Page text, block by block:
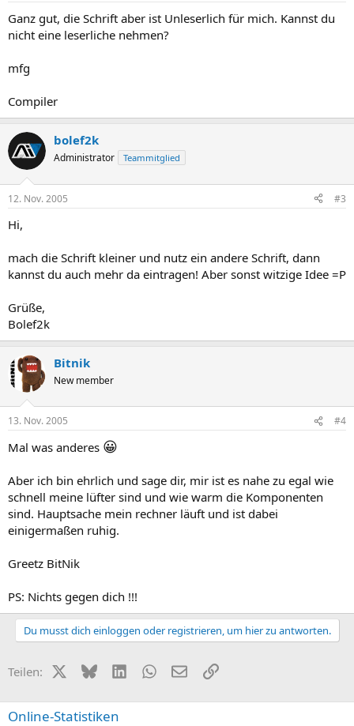
Ganz gut, die Schrift aber ist Unleserlich für mich. Kannst du
nicht eine leserliche nehmen?
mfg
Compiler
bolef2k
Administrator Teammitglied
12. Nov. 2005 #3
Hi,
mach die Schrift kleiner und nutz ein andere Schrift, dann
kannst du auch mehr da eintragen! Aber sonst witzige Idee =P
Grüße,
Bolef2k
Bitnik
New member
13. Nov. 2005 #4
Mal was anderes 😀
Aber ich bin ehrlich und sage dir, mir ist es nahe zu egal wie
schnell meine lüfter sind und wie warm die Komponenten
sind. Hauptsache mein rechner läuft und ist dabei
einigermaßen ruhig.
Greetz BitNik
PS: Nichts gegen dich !!!
Du musst dich einloggen oder registrieren, um hier zu antworten.
Teilen: X (Twitter)
BlueskyLinkedInWhatsApp
E-MailLink
Online-Statistiken